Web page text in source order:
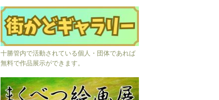
十勝管内で活動されている個人・団体であれば
無料で作品展示ができます。